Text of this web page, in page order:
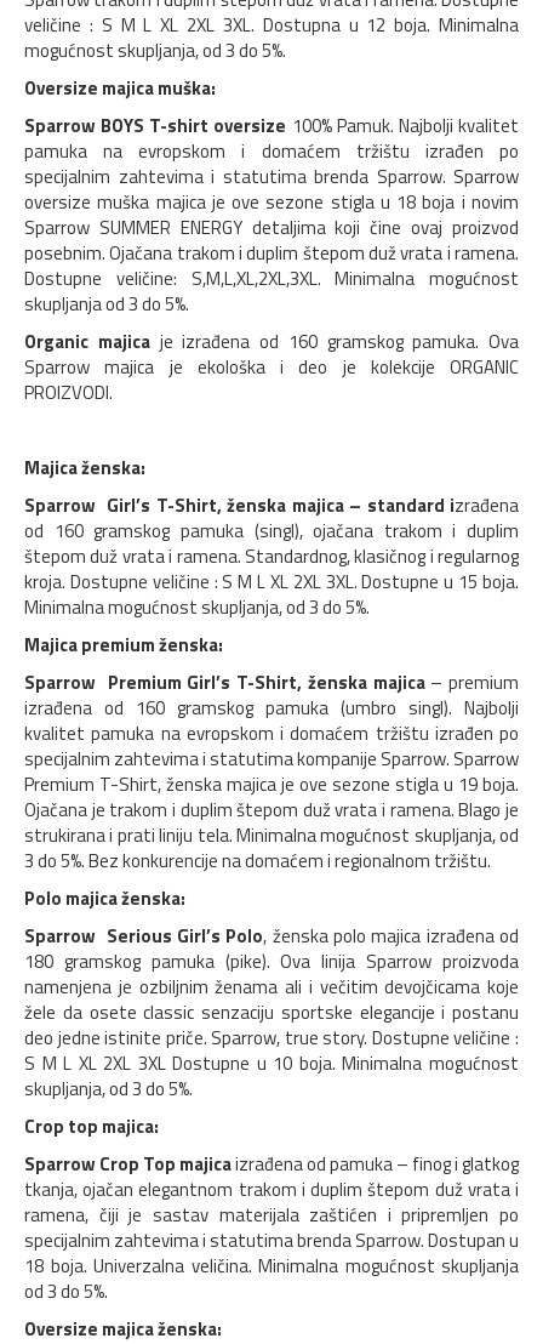
veličine : S M L XL 2XL 3XL. Dostupna u 12 boja. Minimalna
mogućnost skupljanja, od 3 do 5%.
Oversize majica muška:
Sparrow BOYS T-shirt oversize 100% Pamuk. Najbolji kvalitet
pamuka na evropskom i domaćem tržištu izrađen po
specijalnim zahtevima i statutima brenda Sparrow. Sparrow
oversize muška majica je ove sezone stigla u 18 boja i novim
Sparrow SUMMER ENERGY detaljima koji čine ovaj proizvod
posebnim. Ojačana trakom i duplim štepom duž vrata i ramena.
Dostupne veličine: S,M,L,XL,2XL,3XL. Minimalna mogućnost
skupljanja od 3 do 5%.
Organic majicaje izrađena od 160 gramskog pamuka. Ova
Sparrow majica je ekološka i deo je kolekcije ORGANIC
PROIZVODI.
Majica ženska:
Sparrow Girl’s T-Shirt, ženska majica – standard izrađena
od 160 gramskog pamuka (singl), ojačana trakom i duplim
štepom duž vrata i ramena. Standardnog, klasičnog i regularnog
kroja. Dostupne veličine : S M L XL 2XL 3XL. Dostupne u 15 boja.
Minimalna mogućnost skupljanja, od 3 do 5%.
Majica premium ženska:
Sparrow Premium Girl’s T-Shirt, ženska majica– premium
izrađena od 160 gramskog pamuka (umbro singl). Najbolji
kvalitet pamuka na evropskom i domaćem tržištu izrađen po
specijalnim zahtevima i statutima kompanije Sparrow. Sparrow
Premium T-Shirt, ženska majica je ove sezone stigla u 19 boja.
Ojačana je trakom i duplim štepom duž vrata i ramena. Blago je
strukirana i prati liniju tela. Minimalna mogućnost skupljanja, od
3 do 5%. Bez konkurencije na domaćem i regionalnom tržištu.
Polo majica ženska:
Sparrow Serious Girl’s Polo, ženska polo majica izrađena od
180 gramskog pamuka (pike). Ova linija Sparrow proizvoda
namenjena je ozbiljnim ženama ali i večitim devojčicama koje
žele da osete classic senzaciju sportske elegancije i postanu
deo jedne istinite priče. Sparrow, true story. Dostupne veličine :
S M L XL 2XL 3XL Dostupne u 10 boja. Minimalna mogućnost
skupljanja, od 3 do 5%.
Crop top majica:
Sparrow Crop Top majicaizrađena od pamuka – finog i glatkog
tkanja, ojačan elegantnom trakom i duplim štepom duž vrata i
ramena, čiji je sastav materijala zaštićen i pripremljen po
specijalnim zahtevima i statutima brenda Sparrow. Dostupan u
18 boja. Univerzalna veličina. Minimalna mogućnost skupljanja
od 3 do 5%.
Oversize majica ženska: